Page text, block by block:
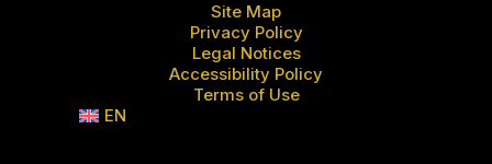
Site Map
Privacy Policy
Legal Notices
Accessibility Policy
Terms of Use
EN